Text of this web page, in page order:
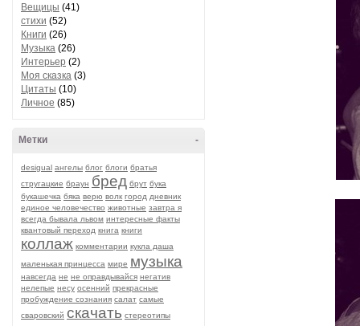
Вещицы (41)
стихи (52)
Книги (26)
Музыка (26)
Интерьер (2)
Моя сказка (3)
Цитаты (10)
Личное (85)
-
Метки
desigual ангелы блог блоги братья
стругацкие браун бред брут бука
букашечка бяка верю волк город дневник
единое человечество животные завтра я
всегда бывала львом интересные факты
квантовый переход книга книги
коллаж комментарии кукла даша
маленькая принцесса мире музыка
навсегда не не оправдывайся негатив
нелепые несу осенний прекрасные
пробуждение сознания салат самые
сваровский скачать стереотипы